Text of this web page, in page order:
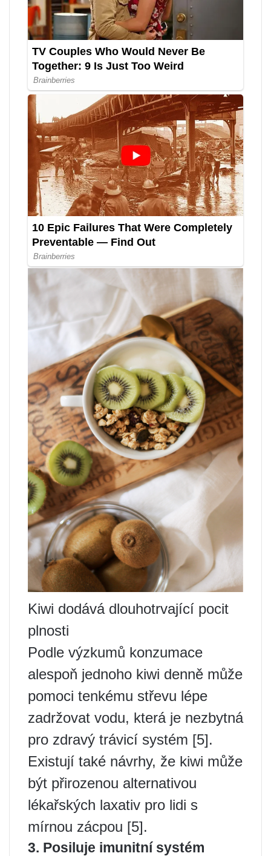
Kiwi dodává dlouhotrvající pocit
plnosti
Podle výzkumů konzumace
alespoň jednoho kiwi denně může
pomoci tenkému střevu lépe
zadržovat vodu, která je nezbytná
pro zdravý trávicí systém [5].
Existují také návrhy, že kiwi může
být přirozenou alternativou
lékařských laxativ pro lidi s
mírnou zácpou [5].
3. Posiluje imunitní systém